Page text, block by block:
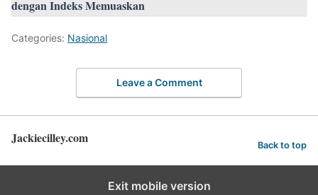
dengan Indeks Memuaskan
Categories: Nasional
Leave a Comment
Jackiecilley.com Back to top
Exit mobile version